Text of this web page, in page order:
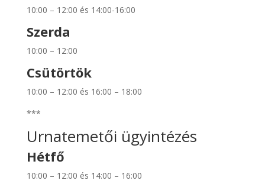
10:00 – 12:00 és 14:00-16:00
Szerda
10:00 – 12:00
Csütörtök
10:00 – 12:00 és 16:00 – 18:00
***
Urnatemetői ügyintézés
Hétfő
10:00 – 12:00 és 14:00 – 16:00